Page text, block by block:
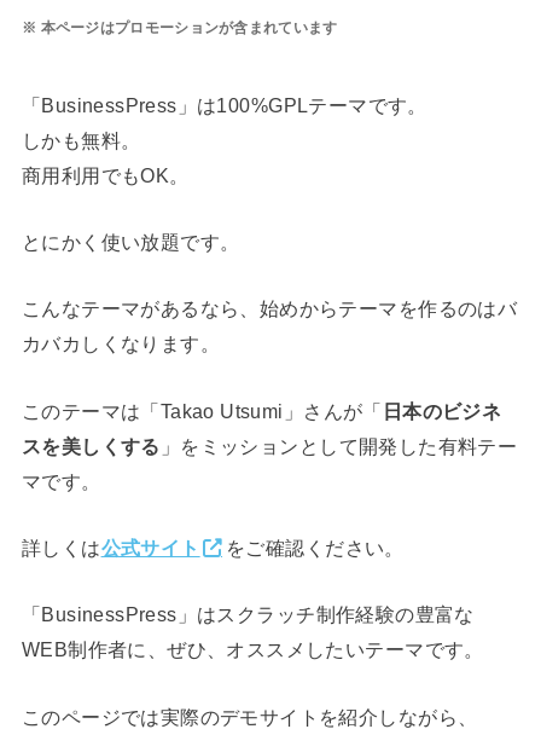
本ページはプロモーションが含まれています
「BusinessPress」は100%GPLテーマです。
しかも無料。
商用利用でもOK。
とにかく使い放題です。
こんなテーマがあるなら、始めからテーマを作るのはバ
カバカしくなります。
このテーマは「Takao Utsumi」さんが「 日本のビジネ
スを美しくする 」をミッションとして開発した有料テー
マです。
詳しくは公式サイト をご確認ください。
「BusinessPress」はスクラッチ制作経験の豊富な
WEB制作者に、ぜひ、オススメしたいテーマです。
このページでは実際のデモサイトを紹介しながら、